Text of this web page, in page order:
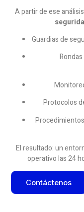
A partir de ese
Guardias de
Protocolos
El resultado: un
operativo las 24
Contáctenos